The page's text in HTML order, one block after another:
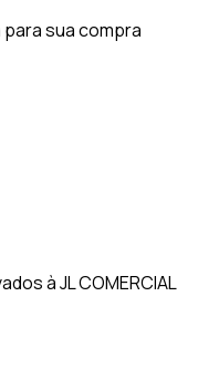
sua compra
à JL COMERCIAL